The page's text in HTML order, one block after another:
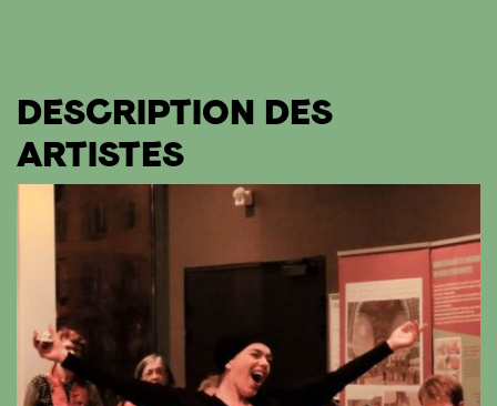
DESCRIPTION DES
ARTISTES